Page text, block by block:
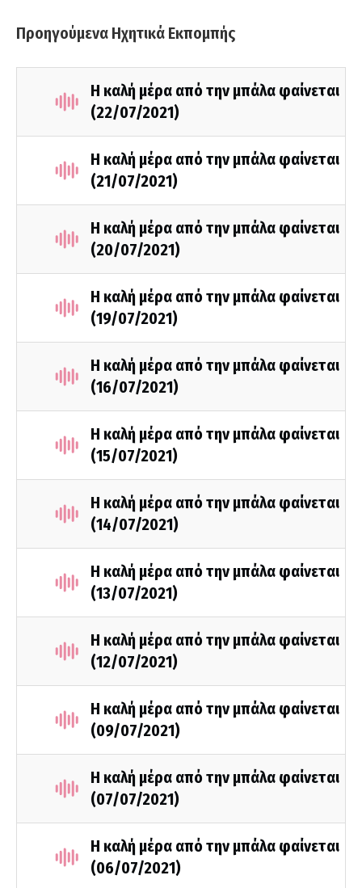
Προηγούμενα Ηχητικά Εκπομπής
Η καλή μέρα από την μπάλα φαίνεται
(22/07/2021)
Η καλή μέρα από την μπάλα φαίνεται
(21/07/2021)
Η καλή μέρα από την μπάλα φαίνεται
(20/07/2021)
Η καλή μέρα από την μπάλα φαίνεται
(19/07/2021)
Η καλή μέρα από την μπάλα φαίνεται
(16/07/2021)
Η καλή μέρα από την μπάλα φαίνεται
(15/07/2021)
Η καλή μέρα από την μπάλα φαίνεται
(14/07/2021)
Η καλή μέρα από την μπάλα φαίνεται
(13/07/2021)
Η καλή μέρα από την μπάλα φαίνεται
(12/07/2021)
Η καλή μέρα από την μπάλα φαίνεται
(09/07/2021)
Η καλή μέρα από την μπάλα φαίνεται
(07/07/2021)
Η καλή μέρα από την μπάλα φαίνεται
(06/07/2021)